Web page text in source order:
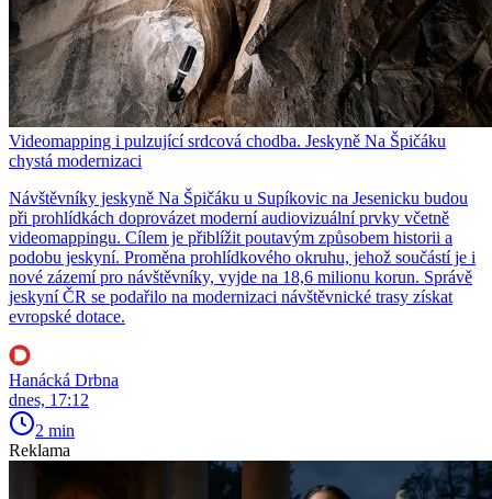
Videomapping i pulzující srdcová chodba. Jeskyně Na Špičáku
chystá modernizaci
Návštěvníky jeskyně Na Špičáku u Supíkovic na Jesenicku budou
při prohlídkách doprovázet moderní audiovizuální prvky včetně
videomappingu. Cílem je přiblížit poutavým způsobem historii a
podobu jeskyní. Proměna prohlídkového okruhu, jehož součástí je i
nové zázemí pro návštěvníky, vyjde na 18,6 milionu korun. Správě
jeskyní ČR se podařilo na modernizaci návštěvnické trasy získat
evropské dotace.
Hanácká Drbna
dnes, 17:12
2 min
Reklama